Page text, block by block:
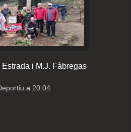
Estrada i M.J. Fàbregas
a 20:04